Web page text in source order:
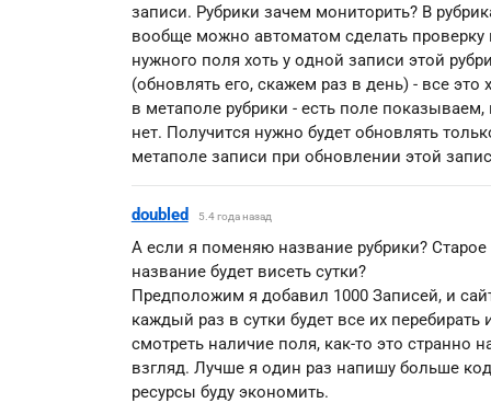
записи. Рубрики зачем мониторить? В
вообще можно автоматом сделать проверку
нужного поля хоть у одной записи этой
(обновлять его, скажем раз в день) - все это
в метаполе рубрики - есть поле показываем,
нет. Получится нужно будет обновлять
метаполе записи при обновлении этой
doubled 5.4 года назад
А если я поменяю название рубрики? Старое
название будет висеть сутки?
Предположим я добавил 1000 Записей, и
каждый раз в сутки будет все их перебирать
смотреть наличие поля, как-то это странно
взгляд. Лучше я один раз напишу больше
ресурсы буду экономить.